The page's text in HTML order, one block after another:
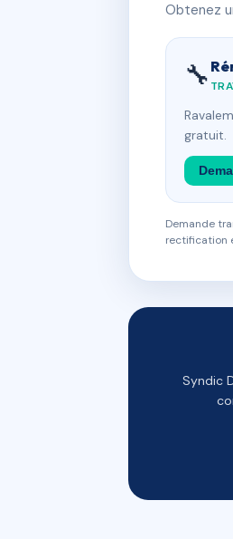
Obtenez
🔧
gratuit.
Demande
rectification
Syndic